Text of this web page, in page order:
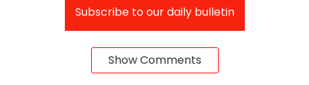
Subscribe to our daily bulletin
Show Comments